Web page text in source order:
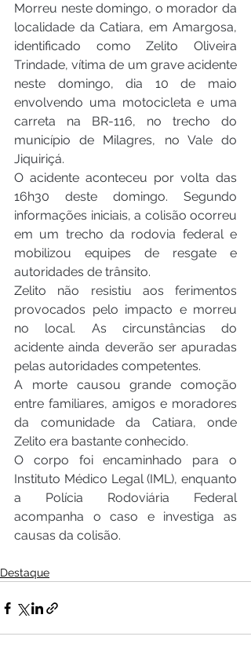
Morreu neste domingo, o morador da
localidade da Catiara, em Amargosa,
identificado como Zelito Oliveira
Trindade, vítima de um grave acidente
neste domingo, dia 10 de maio
envolvendo uma motocicleta e uma
carreta na BR-116, no trecho do
município de Milagres, no Vale do
Jiquiriçá.
O acidente aconteceu por volta das
16h30 deste domingo. Segundo
informações iniciais, a colisão ocorreu
em um trecho da rodovia federal e
mobilizou equipes de resgate e
autoridades de trânsito.
Zelito não resistiu aos ferimentos
provocados pelo impacto e morreu
no local. As circunstâncias do
acidente ainda deverão ser apuradas
pelas autoridades competentes.
A morte causou grande comoção
entre familiares, amigos e moradores
da comunidade da Catiara, onde
Zelito era bastante conhecido.
O corpo foi encaminhado para o
Instituto Médico Legal (IML), enquanto
a Polícia Rodoviária Federal
acompanha o caso e investiga as
causas da colisão.
Destaque